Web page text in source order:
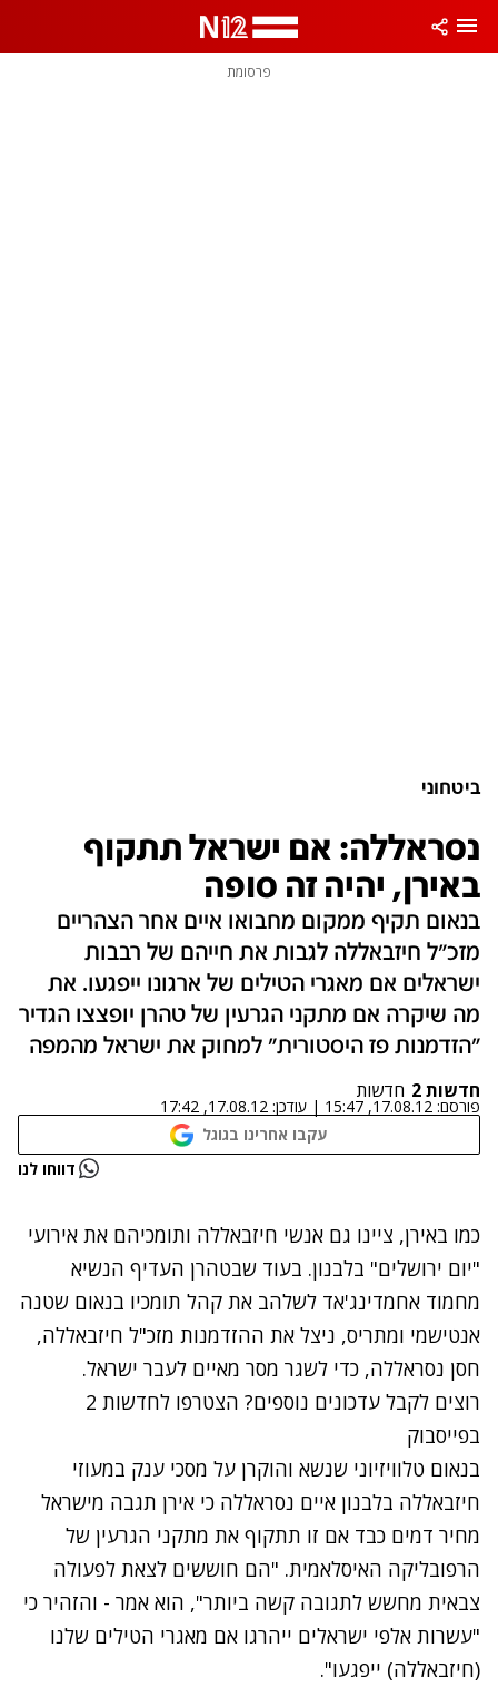
פרסומת
ביטחוני
נסראללה: אם ישראל תתקוף
באירן, יהיה זה סופה
בנאום תקיף ממקום מחבואו איים אחר הצהריים
מזכ"ל חיזבאללה לגבות את חייהם של רבבות
ישראלים אם מאגרי הטילים של ארגונו ייפגעו. את
מה שיקרה אם מתקני הגרעין של טהרן יופצצו הגדיר
"הזדמנות פז היסטורית" למחוק את ישראל מהמפה
חדשות 2 חדשות
פורסם: 17.08.12, 15:47
| עודכן: 17.08.12, 17:42
עקבו אחרינו בגוגל
נתקלנו בבעיה דווחו לנו
כמו באירן, ציינו גם אנשי חיזבאללה ותומכיהם את אירועי
"יום ירושלים" בלבנון. בעוד שבטהרן העדיף הנשיא
מחמוד אחמדינג'אד לשלהב את קהל תומכיו בנאום שטנה
אנטישמי ומתריס, ניצל את ההזדמנות מזכ"ל חיזבאללה,
חסן נסראללה, כדי לשגר מסר מאיים לעבר ישראל.
רוצים לקבל עדכונים נוספים? הצטרפו לחדשות 2
בפייסבוק
בנאום טלוויזיוני שנשא והוקרן על מסכי ענק במעוזי
חיזבאללה בלבנון איים נסראללה כי אירן תגבה מישראל
מחיר דמים כבד אם זו תתקוף את מתקני הגרעין של
הרפובליקה האיסלאמית. "הם חוששים לצאת לפעולה
צבאית מחשש לתגובה קשה ביותר", הוא אמר - והזהיר כי
"עשרות אלפי ישראלים ייהרגו אם מאגרי הטילים שלנו
(חיזבאללה) ייפגעו".